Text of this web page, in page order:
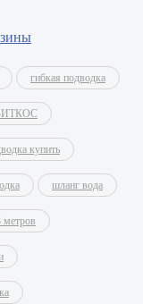
гибкая подводка
ВИТКОС
купить
шланг вода
метров